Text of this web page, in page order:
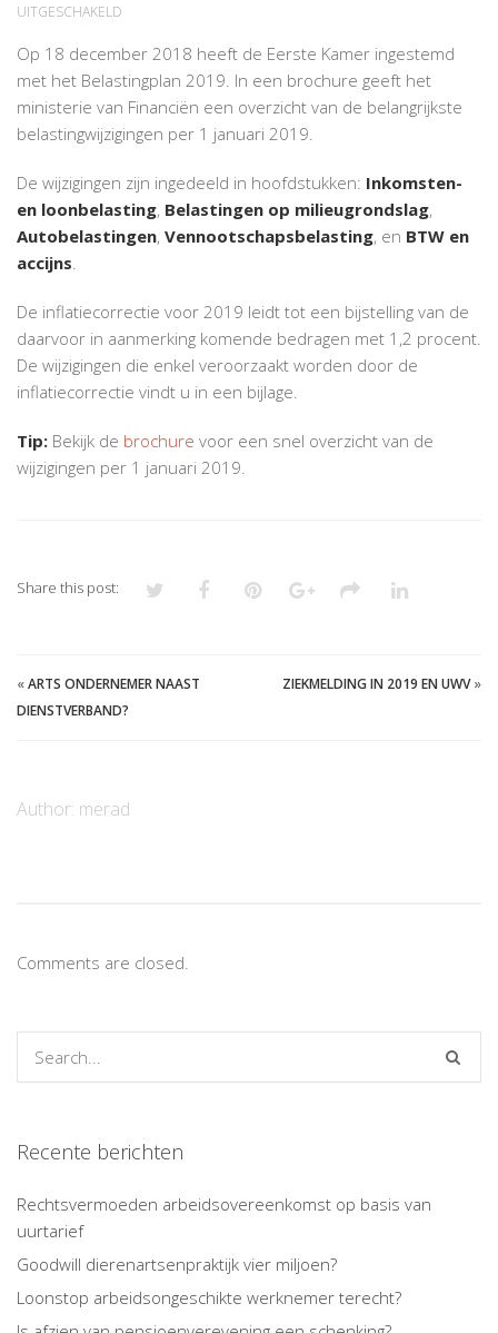
UITGESCHAKELD
BELASTINGEN
2019
Op 18 december 2018 heeft de Eerste Kamer ingestemd
met het Belastingplan 2019. In een brochure geeft het
ministerie van Financiën een overzicht van de belangrijkste
belastingwijzigingen per 1 januari 2019.
De wijzigingen zijn ingedeeld in hoofdstukken: Inkomsten-
en loonbelasting, Belastingen op milieugrondslag,
Autobelastingen, Vennootschapsbelasting, en BTW en
accijns
De inflatiecorrectie voor 2019 leidt tot een bijstelling van de
daarvoor in aanmerking komende bedragen met 1,2 procent.
De wijzigingen die enkel veroorzaakt worden door de
inflatiecorrectie vindt u in een bijlage.
Tip: Bekijk de brochure voor een snel overzicht van de
wijzigingen per 1 januari 2019.
Share this post:
«ARTS ONDERNEMER NAAST
DIENSTVERBAND?
ZIEKMELDING IN 2019 EN UWV»
Author: merad
Comments are closed.
Recente berichten
Rechtsvermoeden arbeidsovereenkomst op basis van
uurtarief
Goodwill dierenartsenpraktijk vier miljoen?
Loonstop arbeidsongeschikte werknemer terecht?